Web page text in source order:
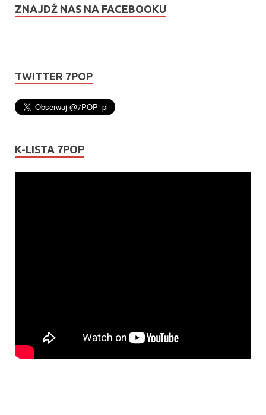
ZNAJDŹ NAS NA FACEBOOKU
TWITTER 7POP
K-LISTA 7POP